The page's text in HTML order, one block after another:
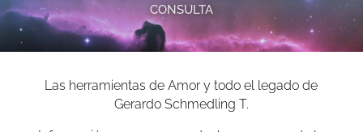
CONSULTA
Las herramientas de Amor y todo el legado de
Gerardo Schmedling T.